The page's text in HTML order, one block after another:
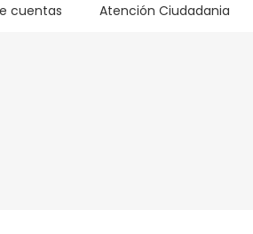
cuentas Atención Ciudadania